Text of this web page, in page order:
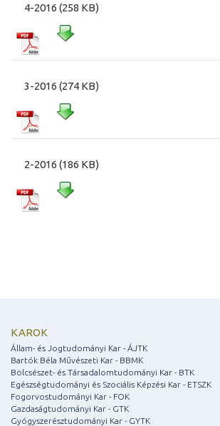
4-2016 (258 KB)
3-2016 (274 KB)
2-2016 (186 KB)
KAROK
Állam- és Jogtudományi Kar - ÁJTK
Bartók Béla Művészeti Kar - BBMK
Bölcsészet- és Társadalomtudományi Kar - BTK
Egészségtudományi és Szociális Képzési Kar - ETSZK
Fogorvostudományi Kar - FOK
Gazdaságtudományi Kar - GTK
Gyógyszerésztudományi Kar - GYTK